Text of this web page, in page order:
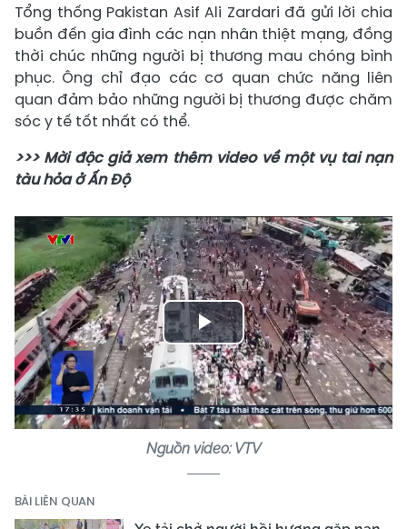
Tổng thống Pakistan Asif Ali Zardari đã gửi lời chia
buồn đến gia đình các nạn nhân thiệt mạng, đồng
thời chúc những người bị thương mau chóng bình
phục. Ông chỉ đạo các cơ quan chức năng liên
quan đảm bảo những người bị thương được chăm
sóc y tế tốt nhất có thể.
>>> Mời độc giả xem thêm video về một vụ tai nạn
tàu hỏa ở Ấn Độ
Play
Video
Nguồn video: VTV
BÀI LIÊN QUAN